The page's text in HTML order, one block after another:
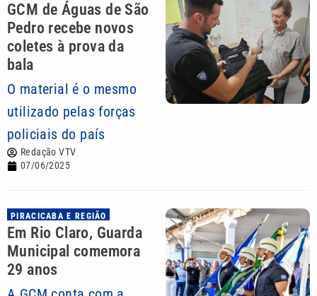
GCM de Águas de São
Pedro recebe novos
coletes à prova da
bala
O material é o mesmo
utilizado pelas forças
policiais do país
Redação VTV
07/06/2025
PIRACICABA E REGIÃO
Em Rio Claro, Guarda
Municipal comemora
29 anos